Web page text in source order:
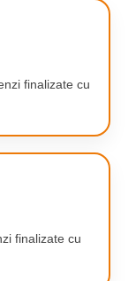
, arcurile care
lucru inseamna
un veteran pe
in
in timp
plin de
finalizate cu
finalizate cu